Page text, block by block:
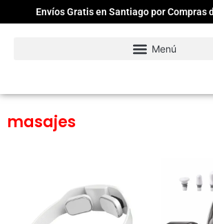
Envíos Gratis en Santiago por Compras
masajes